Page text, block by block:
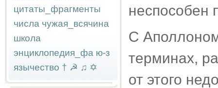
цитаты_фрагменты
числа чужая_всячина
школа
энциклопедия_фа ю-з
язычество † ☭ ♫ ✡
неспособен
С
терминах,
от этого